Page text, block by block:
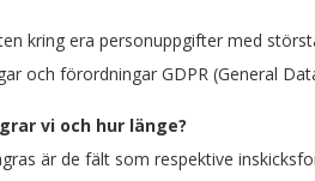
kring era personuppgifter med
och förordningar GDPR (General
vi och hur länge?
är de fält som respektive